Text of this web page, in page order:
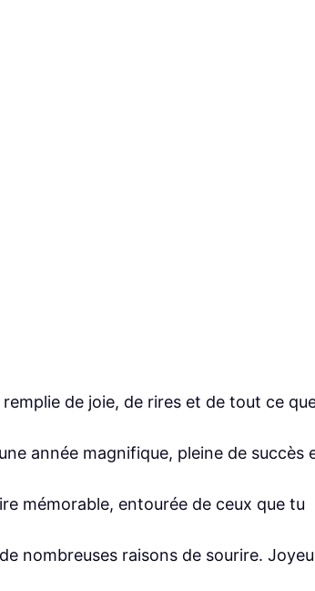
de joie, de rires et de tout ce
année magnifique, pleine de succès
mémorable, entourée de ceux que tu
nombreuses raisons de sourire.